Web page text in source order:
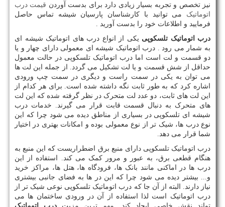
نیز تخصص و تجربه بسیار زیادی دارد برای بدست آوردن قیمت درب
اتوماتیک می توانید با کارشناسان پارسیان شیشه تماس حاصل
فرمایید و اطلاعات خود را بدست آورید .
درب اتوماتیک تلسکوپی یکی از انواع درب های اتوماتیک شیشه ای
به شمار می رود . درب اتوماتیک شیشه ای معمولی دارای چهار و یا
دو قسمت و لت است اما درب اتوماتیک تلسکوپی در حالت معمول
حداقل از شش قسمت و یا لت تشکیل می گردد. از جمله این لت ها
می توان به یکی در سمت راست و دیگری در سمت چپ ورودی
اشاره کرد که به طور ثابت نگه داشته شده است. برای هر کدام از
این لت های ثابت، دو عدد لت متحرک در نظر گرفته شده که این لت
های متحرک به دنبال قسمت قابت قرار می گیرند. خدمات درب
شیشه ای تلسکوپی در بسیاری از مناطق دیده می شود چرا که این
نوع درب ها، شیک تر از نوع معمولی بوده و امکانات بهتری در اختیار
شما قرار می دهد.
درب اتوماتیک تلسکوپی دارای منبع برق اضطراریست که این منبع به
هنگام قطعی برق، به عبور و مرور کمک می کند. استفاده از این
درب ها در اماکنی مانند بانک ها، فرودگاه ها، هتل ها، مراکز خرید
و... بیشتر دیده می شود چرا که این در ها به فضای جانبی بیشتری
نیاز دارند. البته از آن جا که درب اتوماتیک تلسکوپی نوعی شیک تر از
درب اتوماتیک است لذا استفاده از آن در ورودی ساختمان ها می
تواند نقش خاصی ایجاد کند. مهم ترین مزیت درب اتوماتیک